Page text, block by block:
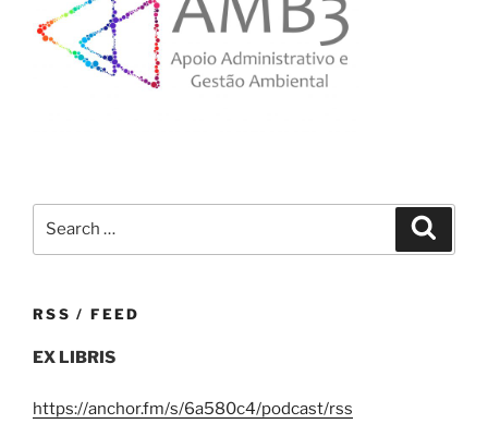
RSS / FEED
EX LIBRIS
https://anchor.fm/s/6a580c4/podcast/rss